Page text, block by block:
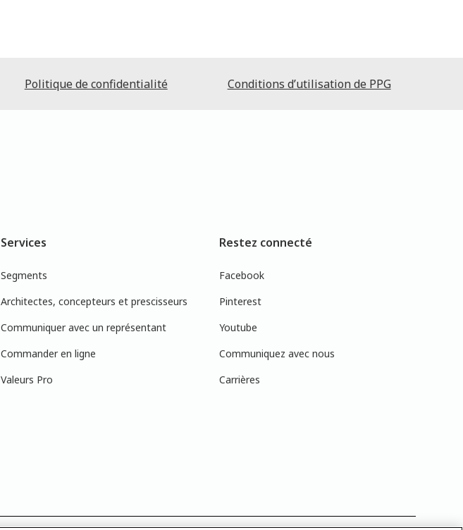
Politique de confidentialité Conditions d’utilisation de PPG
Services
Segments
Architectes, concepteurs et prescisseurs
Communiquer avec un représentant
Commander en ligne
Valeurs Pro
Restez connecté
Facebook
Pinterest
Youtube
Communiquez avec nous
Carrières